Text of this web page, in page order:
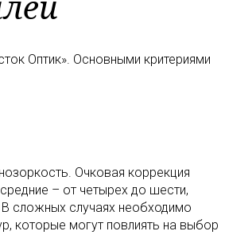
Оптик». Основными критериями
Очковая коррекция
– от четырех до шести,
сложных случаях необходимо
которые могут повлиять на выбор